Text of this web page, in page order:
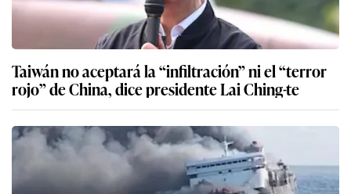
Taiwán no aceptará la “infiltración” ni el “terror
rojo” de China, dice presidente Lai Ching-te